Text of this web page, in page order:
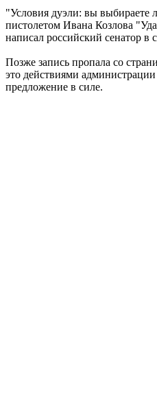
"Условия дуэли: вы выбираете
пистолетом Ивана Козлова
написал российский сенатор в
Позже запись пропала со
это действиями
предложение в силе.